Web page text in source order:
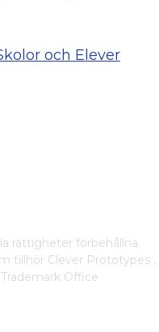
och Elever
rättigheter förbehållna.
tillhör Clever Prototypes ,
Office